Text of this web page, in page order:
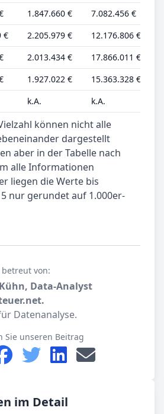
1.847.660 € 7.082.456 €
€ 2.205.979 € 12.176.806 €
2.013.434 € 17.866.011 €
1.927.022 € 15.363.328 €
k.A. k.A.
können nicht alle
dargestellt
aber in der Tabelle nach
alle Informationen
liegen die Werte bis
nur gerundet auf 1.000er-
von:
Data-Analyst
Datenanalyse.
Sie unseren Beitrag
im Detail